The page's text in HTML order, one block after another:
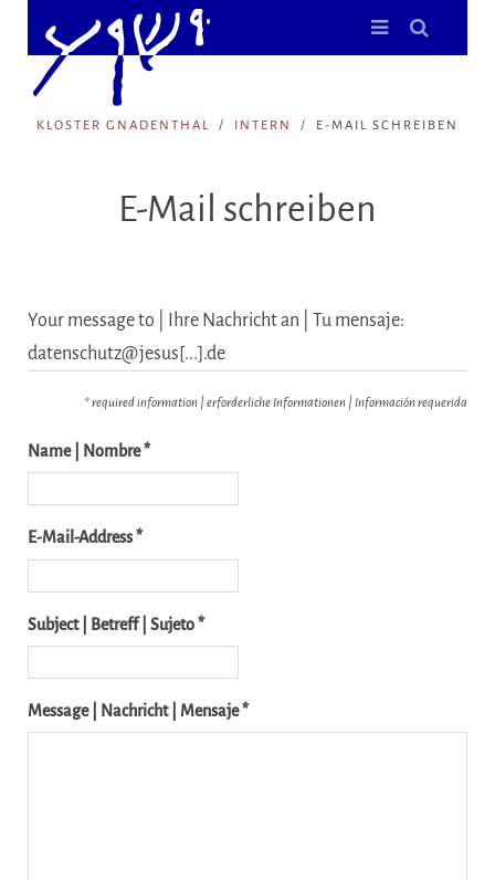
KLOSTER GNADENTHAL INTERN E-MAIL SCHREIBEN
E-Mail schreiben
Your message to | Ihre Nachricht an | Tu mensaje:
datenschutz@jesus[...].de
* required information | erforderliche Informationen | Información requerida
Name | Nombre *
E-Mail-Address *
Subject | Betreff | Sujeto *
Message | Nachricht | Mensaje *